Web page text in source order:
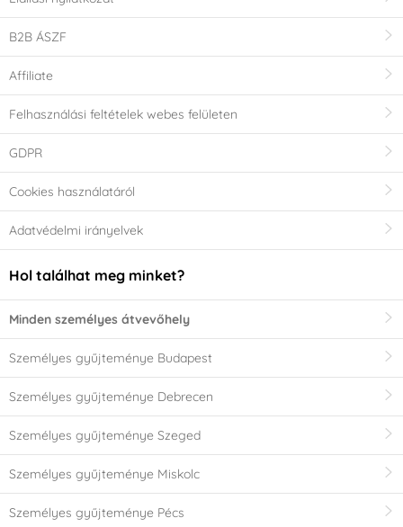
B2B ÁSZF
Affiliate
Felhasználási feltételek webes felületen
GDPR
Cookies használatáról
Adatvédelmi irányelvek
Hol találhat meg minket?
Minden személyes átvevőhely
Személyes gyűjteménye Budapest
Személyes gyűjteménye Debrecen
Személyes gyűjteménye Szeged
Személyes gyűjteménye Miskolc
Személyes gyűjteménye Pécs